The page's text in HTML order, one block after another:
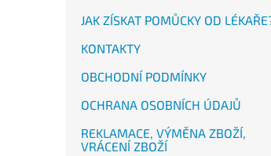
JAK ZÍSKAT POMŮCKY OD
KONTAKTY
OBCHODNÍ PODMÍNKY
OCHRANA OSOBNÍCH ÚDAJŮ
REKLAMACE, VÝMĚNA ZBOŽÍ,
VRÁCENÍ ZBOŽÍ